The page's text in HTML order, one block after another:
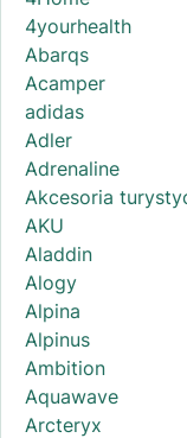
4yourhealth
Abarqs
Acamper
adidas
Adler
Adrenaline
Akcesoria
AKU
Aladdin
Alogy
Alpina
Alpinus
Ambition
Aquawave
Arcteryx